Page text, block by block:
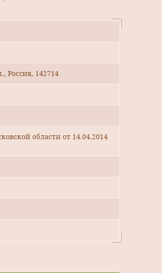
Россия, 142714
области от 14.04.2014